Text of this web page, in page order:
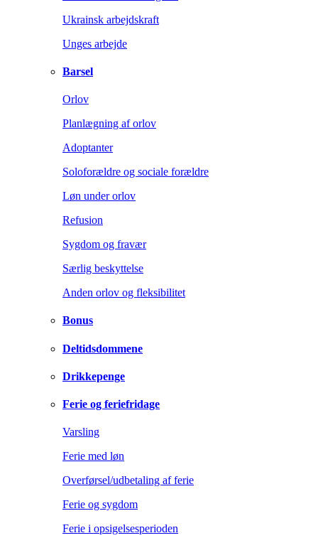
Ukrainsk arbejdskraft
Unges arbejde
Barsel
Orlov
Planlægning af orlov
Adoptanter
Soloforældre og sociale forældre
Løn under orlov
Refusion
Sygdom og fravær
Særlig beskyttelse
Anden orlov og fleksibilitet
Bonus
Deltidsdommene
Drikkepenge
Ferie og feriefridage
Varsling
Ferie med løn
Overførsel/udbetaling af ferie
Ferie og sygdom
Ferie i opsigelsesperioden